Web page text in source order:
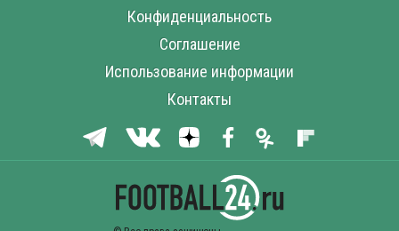
Конфиденциальность
Соглашение
Использование информации
Контакты